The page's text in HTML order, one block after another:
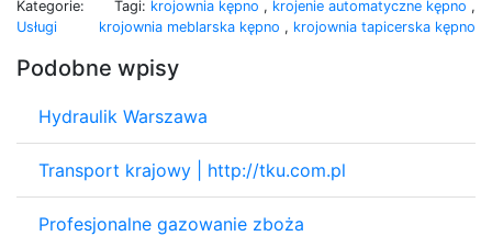
Kategorie:
Usługi
Tagi: krojownia kępno , krojenie automatyczne kępno ,
krojownia meblarska kępno , krojownia tapicerska kępno
Podobne wpisy
Hydraulik Warszawa
Transport krajowy | http://tku.com.pl
Profesjonalne gazowanie zboża